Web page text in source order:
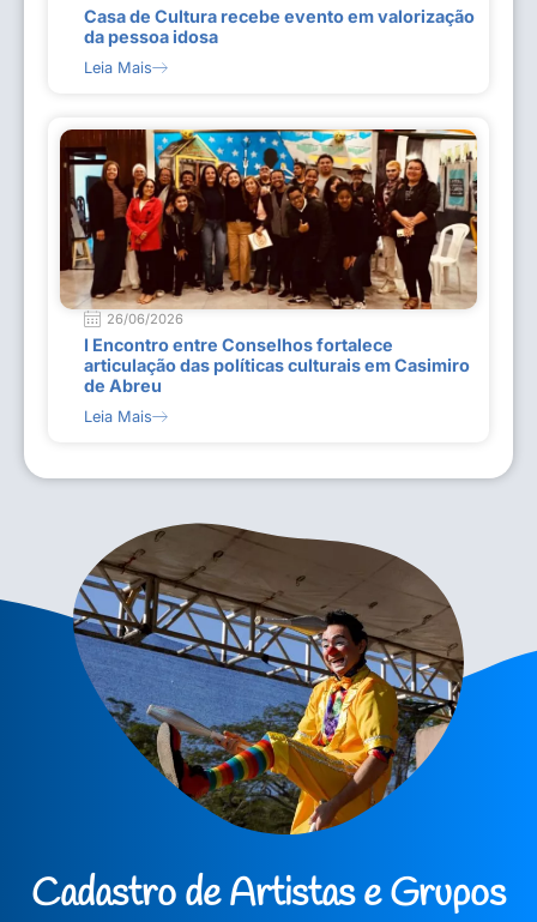
Casa de Cultura recebe evento em valorização
da pessoa idosa
Leia Mais
26/06/2026
I Encontro entre Conselhos fortalece
articulação das políticas culturais em Casimiro
de Abreu
Leia Mais
Cadastro de Artistas e Grupos